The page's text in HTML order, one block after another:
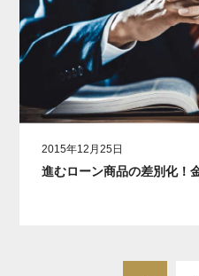
2015年12月25日
進むローン商品の差別化！